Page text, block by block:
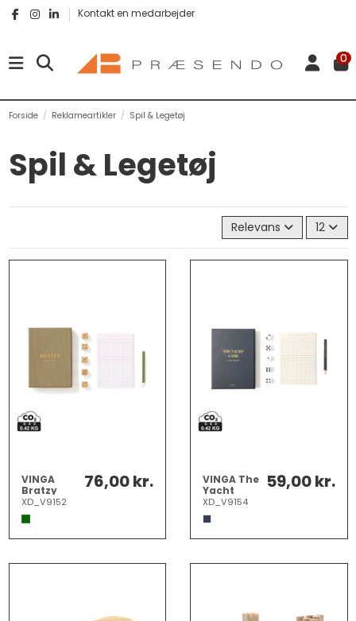
Kontakt en medarbejder
0
Forside Reklameartikler Spil & Legetøj
Spil & Legetøj
Relevans 12
VINGA
Bratzy
spil
XD_V9152
76,00 kr.
VINGA The
Yacht
terning
spil
XD_V9154
59,00 kr.